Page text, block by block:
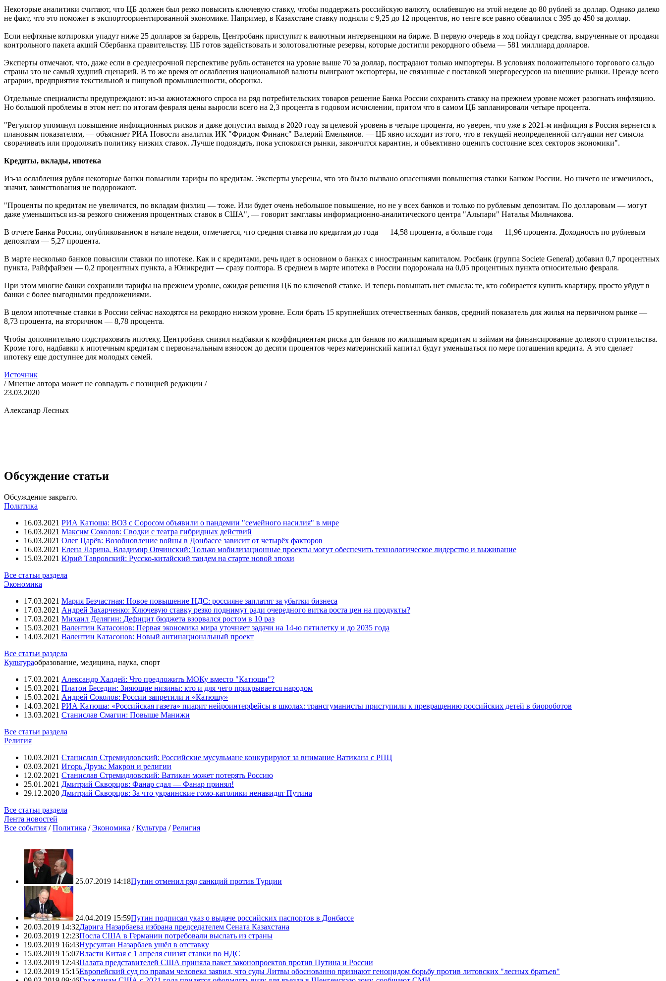
Некоторые аналитики считают, что ЦБ должен был резко повысить ключевую ставку, чтобы поддержать российскую валюту, ослабевшую на этой неделе до 80 рублей за доллар. Однако далеко
не факт, что это поможет в экспортоориентированной экономике. Например, в Казахстане ставку подняли с 9,25 до 12 процентов, но тенге все равно обвалился с 395 до 450 за доллар.
Если нефтяные котировки упадут ниже 25 долларов за баррель, Центробанк приступит к валютным интервенциям на бирже. В первую очередь в ход пойдут средства, вырученные от продажи
контрольного пакета акций Сбербанка правительству. ЦБ готов задействовать и золотовалютные резервы, которые достигли рекордного объема — 581 миллиард долларов.
Эксперты отмечают, что, даже если в среднесрочной перспективе рубль останется на уровне выше 70 за доллар, пострадают только импортеры. В условиях положительного торгового сальдо
страны это не самый худший сценарий. В то же время от ослабления национальной валюты выиграют экспортеры, не связанные с поставкой энергоресурсов на внешние рынки. Прежде всего
аграрии, предприятия текстильной и пищевой промышленности, оборонка.
Отдельные специалисты предупреждают: из-за ажиотажного спроса на ряд потребительских товаров решение Банка России сохранить ставку на прежнем уровне может разогнать инфляцию.
Но большой проблемы в этом нет: по итогам февраля цены выросли всего на 2,3 процента в годовом исчислении, притом что в самом ЦБ запланировали четыре процента.
"Регулятор упомянул повышение инфляционных рисков и даже допустил выход в 2020 году за целевой уровень в четыре процента, но уверен, что уже в 2021-м инфляция в Россия вернется к
плановым показателям, — объясняет РИА Новости аналитик ИК "Фридом Финанс" Валерий Емельянов. — ЦБ явно исходит из того, что в текущей неопределенной ситуации нет смысла
сворачивать или продолжать политику низких ставок. Лучше подождать, пока успокоятся рынки, закончится карантин, и объективно оценить состояние всех секторов экономики".
Кредиты, вклады, ипотека
Из-за ослабления рубля некоторые банки повысили тарифы по кредитам. Эксперты уверены, что это было вызвано опасениями повышения ставки Банком России. Но ничего не изменилось,
значит, заимствования не подорожают.
"Проценты по кредитам не увеличатся, по вкладам физлиц — тоже. Или будет очень небольшое повышение, но не у всех банков и только по рублевым депозитам. По долларовым — могут
даже уменьшиться из-за резкого снижения процентных ставок в США", — говорит замглавы информационно-аналитического центра "Альпари" Наталья Мильчакова.
В отчете Банка России, опубликованном в начале недели, отмечается, что средняя ставка по кредитам до года — 14,58 процента, а больше года — 11,96 процента. Доходность по рублевым
депозитам — 5,27 процента.
В марте несколько банков повысили ставки по ипотеке. Как и с кредитами, речь идет в основном о банках с иностранным капиталом. Росбанк (группа Societe General) добавил 0,7 процентных
пункта, Райффайзен — 0,2 процентных пункта, а Юникредит — сразу полтора. В среднем в марте ипотека в России подорожала на 0,05 процентных пункта относительно февраля.
При этом многие банки сохранили тарифы на прежнем уровне, ожидая решения ЦБ по ключевой ставке. И теперь повышать нет смысла: те, кто собирается купить квартиру, просто уйдут в
банки с более выгодными предложениями.
В целом ипотечные ставки в России сейчас находятся на рекордно низком уровне. Если брать 15 крупнейших отечественных банков, средний показатель для жилья на первичном рынке —
8,73 процента, на вторичном — 8,78 процента.
Чтобы дополнительно подстраховать ипотеку, Центробанк снизил надбавки к коэффициентам риска для банков по жилищным кредитам и займам на финансирование долевого строительства.
Кроме того, надбавки к ипотечным кредитам с первоначальным взносом до десяти процентов через материнский капитал будут уменьшаться по мере погашения кредита. А это сделает
ипотеку еще доступнее для молодых семей.
Источник
/ Мнение автора может не совпадать с позицией редакции /
23.03.2020
Александр Лесных
Обсуждение статьи
Обсуждение закрыто.
Политика
16.03.2021 РИА Катюша: ВОЗ с Соросом объявили о пандемии "семейного насилия" в мире
16.03.2021 Максим Соколов: Сводки с театра гибридных действий
16.03.2021 Олег Царёв: Возобновление войны в Донбассе зависит от четырёх факторов
16.03.2021 Елена Ларина, Владимир Овчинский: Только мобилизационные проекты могут обеспечить технологическое лидерство и выживание
15.03.2021 Юрий Тавровский: Русско-китайский тандем на старте новой эпохи
Все статьи раздела
Экономика
17.03.2021 Мария Безчастная: Новое повышение НДС: россияне заплатят за убытки бизнеса
17.03.2021 Андрей Захарченко: Ключевую ставку резко поднимут ради очередного витка роста цен на продукты?
17.03.2021 Михаил Делягин: Дефицит бюджета взорвался ростом в 10 раз
15.03.2021 Валентин Катасонов: Первая экономика мира уточняет задачи на 14-ю пятилетку и до 2035 года
14.03.2021 Валентин Катасонов: Новый антинациональный проект
Все статьи раздела
Культураобразование, медицина, наука, спорт
17.03.2021 Александр Халдей: Что предложить МОКу вместо "Катюши"?
15.03.2021 Платон Беседин: Зияющие низины: кто и для чего прикрывается народом
15.03.2021 Андрей Соколов: России запретили и «Катюшу»
14.03.2021 РИА Катюша: «Российская газета» пиарит нейроинтерфейсы в школах: трансгуманисты приступили к превращению российских детей в биороботов
13.03.2021 Станислав Смагин: Повыше Манижи
Все статьи раздела
Религия
10.03.2021 Станислав Стремидловский: Российские мусульмане конкурируют за внимание Ватикана с РПЦ
03.03.2021 Игорь Друзь: Макрон и религии
12.02.2021 Станислав Стремидловский: Ватикан может потерять Россию
25.01.2021 Дмитрий Скворцов: Фанар сдал — Фанар принял!
29.12.2020 Дмитрий Скворцов: За что украинские гомо-католики ненавидят Путина
Все статьи раздела
Лента новостей
Все события /Политика /Экономика /Культура /Религия
25.07.2019 14:18Путин отменил ряд санкций против Турции
24.04.2019 15:59Путин подписал указ о выдаче российских паспортов в Донбассе
20.03.2019 14:32Дарига Назарбаева избрана председателем Сената Казахстана
20.03.2019 12:23Посла США в Германии потребовали выслать из страны
19.03.2019 16:43Нурсултан Назарбаев ушёл в отставку
15.03.2019 15:07Власти Китая с 1 апреля снизят ставки по НДС
13.03.2019 12:43Палата представителей США приняла пакет законопроектов против Путина и России
12.03.2019 15:15Европейский суд по правам человека заявил, что суды Литвы обоснованно признают геноцидом борьбу против литовских "лесных братьев"